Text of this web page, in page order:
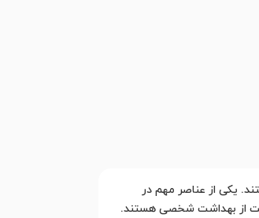
یکی از عناصر مهم در
از بهداشت شخصی هستند.